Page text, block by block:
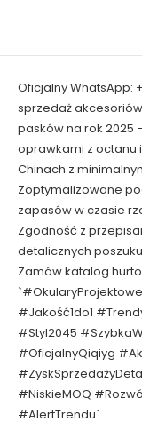
Oficjalny WhatsApp:
sprzedaż
pasków na rok 2025
oprawkami z octanu
Chinach z
Zoptymalizowane
zapasów w czasie
Zgodność z
detalicznych
Zamów katalog
#Jakość1do1
#Styl2045
#OficjalnyQiqiyg
#NiskieMOQ
#AlertTrendu`